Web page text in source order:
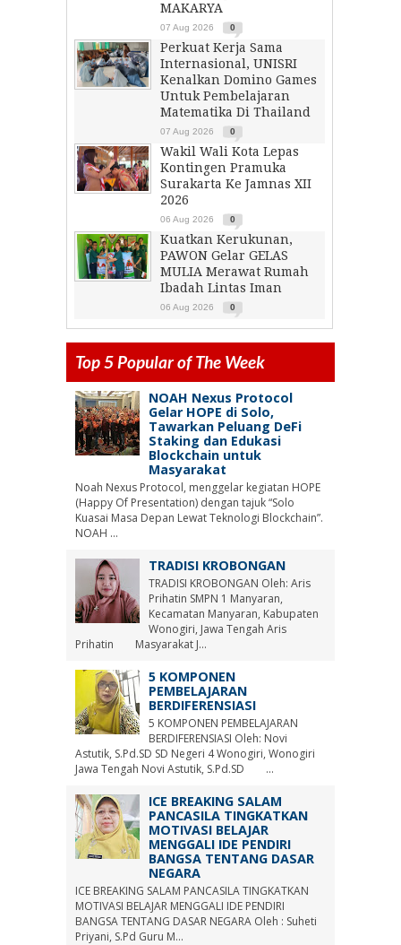
MAKARYA
07 Aug 2026 0
Perkuat Kerja Sama
Internasional, UNISRI
Kenalkan Domino Games
Untuk Pembelajaran
Matematika Di Thailand
07 Aug 2026 0
Wakil Wali Kota Lepas
Kontingen Pramuka
Surakarta Ke Jamnas XII
2026
06 Aug 2026 0
Kuatkan Kerukunan,
PAWON Gelar GELAS
MULIA Merawat Rumah
Ibadah Lintas Iman
06 Aug 2026 0
Top 5 Popular of The Week
NOAH Nexus Protocol
Gelar HOPE di Solo,
Tawarkan Peluang DeFi
Staking dan Edukasi
Blockchain untuk
Masyarakat
Noah Nexus Protocol, menggelar kegiatan HOPE
(Happy Of Presentation) dengan tajuk “Solo
Kuasai Masa Depan Lewat Teknologi Blockchain”.
NOAH ...
TRADISI KROBONGAN
TRADISI KROBONGAN Oleh: Aris
Prihatin SMPN 1 Manyaran,
Kecamatan Manyaran, Kabupaten
Wonogiri, Jawa Tengah Aris
Prihatin Masyarakat J...
5 KOMPONEN
PEMBELAJARAN
BERDIFERENSIASI
5 KOMPONEN PEMBELAJARAN
BERDIFERENSIASI Oleh: Novi
Astutik, S.Pd.SD SD Negeri 4 Wonogiri, Wonogiri
Jawa Tengah Novi Astutik, S.Pd.SD ...
ICE BREAKING SALAM
PANCASILA TINGKATKAN
MOTIVASI BELAJAR
MENGGALI IDE PENDIRI
BANGSA TENTANG DASAR
NEGARA
ICE BREAKING SALAM PANCASILA TINGKATKAN
MOTIVASI BELAJAR MENGGALI IDE PENDIRI
BANGSA TENTANG DASAR NEGARA Oleh : Suheti
Priyani, S.Pd Guru M...